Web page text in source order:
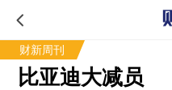
财新周刊
比亚迪大减员